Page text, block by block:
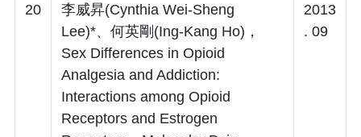
20
李威昇(Cynthia Wei-Sheng
Lee)*、何英剛(Ing-Kang Ho)，
Sex Differences in Opioid
Analgesia and Addiction:
Interactions among Opioid
Receptors and Estrogen
2013
. 09